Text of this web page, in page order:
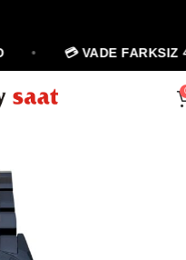
💳 VADE FARKSIZ